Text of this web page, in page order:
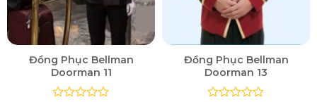
Đồng Phục Bellman
Doorman 11
Đồng Phục Bellman
Doorman 13